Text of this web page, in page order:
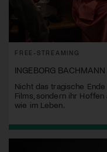
FREE-STREAMING
INGEBORG
Nicht das tragische
Films, sondern ihr
wie im Leben.